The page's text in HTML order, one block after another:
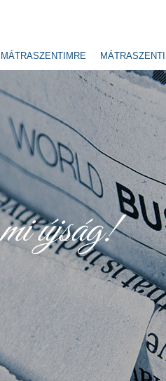
MÁTRASZENTIMRE
újság!